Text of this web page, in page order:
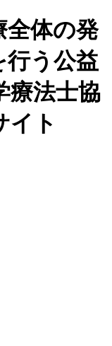
全体の発
行う公益
療法士協
イト